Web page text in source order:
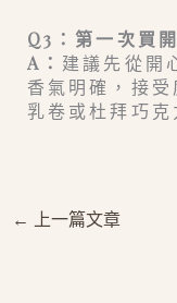
Q3：第一次買
A： 建議先從開
香氣明確，接
乳卷或杜拜巧
← 上一篇文章